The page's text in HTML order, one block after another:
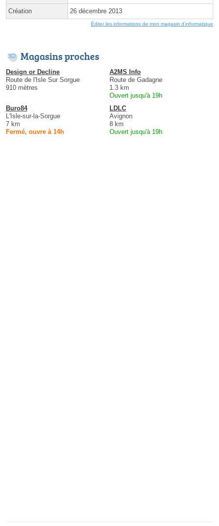
Création 26 décembre 2013
Éditer les informations de mon magasin d'informatique
Magasins proches
Design or Decline
Route de l'Isle Sur Sorgue
910 mètres
A2MS Info
Route de Gadagne
1.3 km
Ouvert jusqu'à 19h
Buro84
L'Isle-sur-la-Sorgue
7 km
Fermé, ouvre à 14h
LDLC
Avignon
8 km
Ouvert jusqu'à 19h